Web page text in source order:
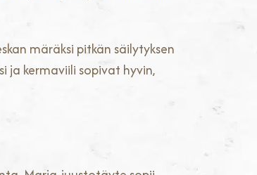
märäksi pitkän säilytyksen
ja kermaviili sopivat hyvin,